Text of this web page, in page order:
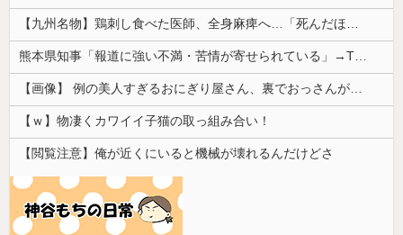
【九州名物】鶏刺し食べた医師、全身麻痺へ…「死んだほうが良かったと思っていた」
熊本県知事「報道に強い不満・苦情が寄せられている」→TBSの報道特集がまさにそれな件
【画像】 例の美人すぎるおにぎり屋さん、裏でおっさんが握っていたｗｗｗｗｗｗｗｗｗｗｗｗｗｗｗｗｗ
【ｗ】物凄くカワイイ子猫の取っ組み合い！
【閲覧注意】俺が近くにいると機械が壊れるんだけどさ